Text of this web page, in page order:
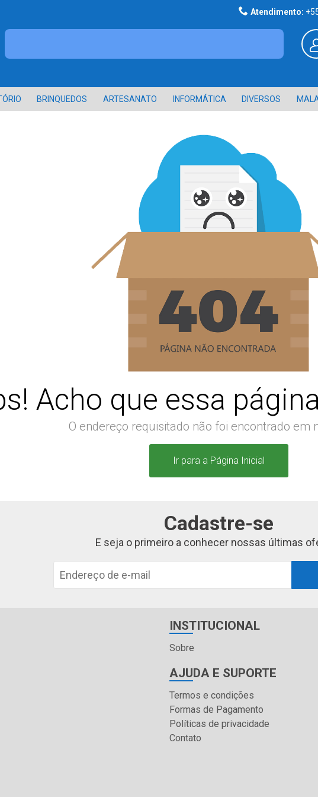
Atendimento:
BRINQUEDOS ARTESANATO INFORMÁTICA DIVERSOS
Acho que essa
O endereço requisitado não foi encontrado em
Ir para a Página Inicial
Cadastre-se
E seja o primeiro a conhecer nossas últimas
INSTITUCIONAL
Sobre
AJUDA E SUPORTE
Termos e condições
Formas de Pagamento
Políticas de privacidade
Contato